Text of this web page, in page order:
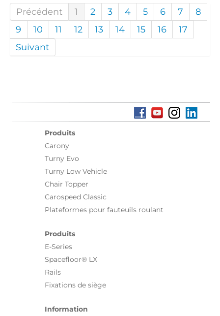
Précédent 1 2 3 4 5 6 7
8
9
10 11 12 13 14 15 16
17
Suivant
Produits
Carony
Turny Evo
Turny Low Vehicle
Chair Topper
Carospeed Classic
Plateformes pour fauteuils roulant
Produits
E-Series
Spacefloor® LX
Rails
Fixations de siège
Information